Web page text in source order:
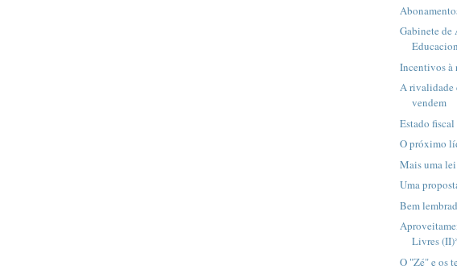
Gabinete
Incentivos à
A rivalidade
vendem
Estado
O próximo
Mais uma
Uma
Bem
Livres
O "Zé" e os